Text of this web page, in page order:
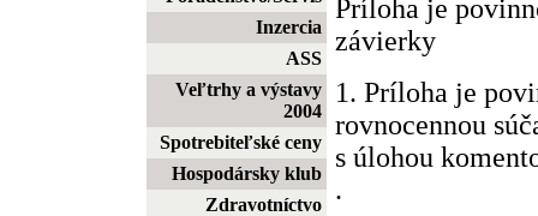
Inzercia
ASS
Veľtrhy a výstavy
2004
Spotrebiteľské ceny
Hospodársky klub
Zdravotníctvo
Príloha je
závierky
1. Príloha je
rovnocennou
s úlohou
.